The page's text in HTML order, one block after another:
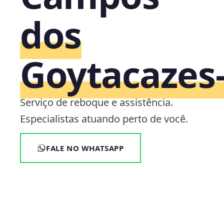
dos
Serviço de reboque e assistência.
Especialistas atuando perto de você.
FALE NO WHATSAPP